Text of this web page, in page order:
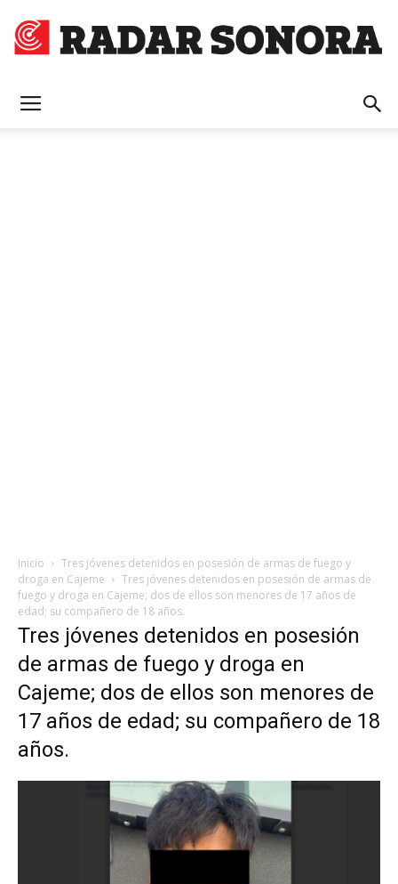
Inicio
Tres jóvenes detenidos en posesión de armas de fuego y
droga en Cajeme
Tres jóvenes detenidos en posesión de armas de
fuego y droga en Cajeme; dos de ellos son menores de 17 años de
edad; su compañero de 18 años.
Tres jóvenes detenidos en posesión
de armas de fuego y droga en
Cajeme; dos de ellos son menores de
17 años de edad; su compañero de 18
años.